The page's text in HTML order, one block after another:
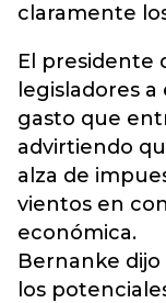
claramente
El presidente
legisladores
gasto que
advirtiendo
alza de
vientos en
económica.
Bernanke
los